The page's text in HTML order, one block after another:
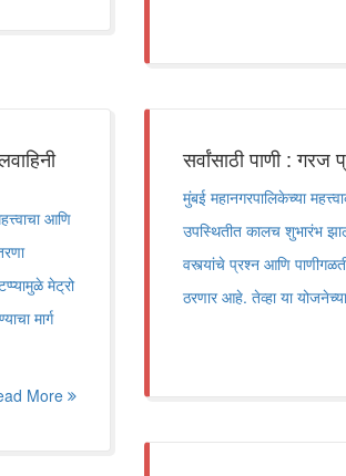
आणि
मेट्रो
मार्ग
More
सर्वांसाठी पाणी : गरज
मुंबई महानगरपालिकेच्या
उपस्थितीत कालच शुभारंभ
वस्त्यांचे प्रश्न आणि
ठरणार आहे. तेव्हा या